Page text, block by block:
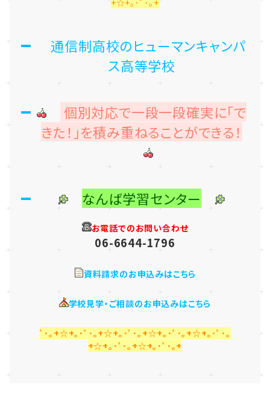
+☆+｡･ﾟ･｡+
通信制高校のヒューマンキャンパ
ス高等学校
個別対応で一段一段確実に「で
きた！」を積み重ねることができる！
なんば学習センター
お電話でのお問い合わせ
06-6644-1796
資料請求のお申込みはこちら
学校見学・ご相談のお申込みはこちら
ﾟ･｡+☆+｡･ﾟ･｡+☆+｡･ﾟ･｡+☆+｡･ﾟ･｡+☆+｡･ﾟ･｡
+☆+｡･ﾟ･｡+☆+｡･ﾟ･｡+